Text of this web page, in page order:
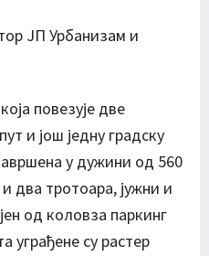
ЈП Урбанизам и
повезује две
и још једну градску
у дужини од 560
два тротоара, јужни и
од коловза паркинг
уграђене су растер